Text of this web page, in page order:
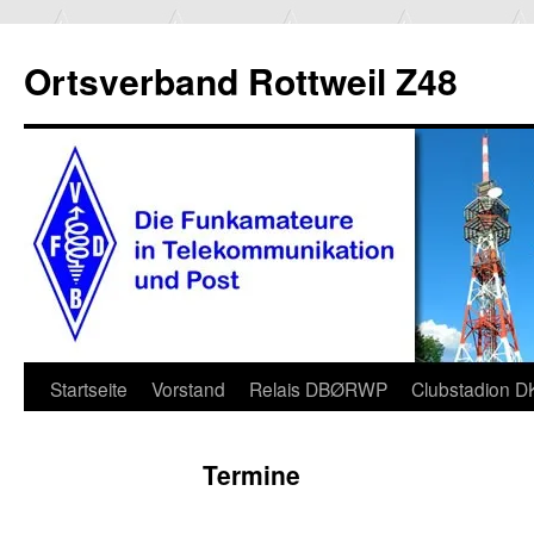
Ortsverband Rottweil Z48
Zum
Startseite Vorstand Relais DBØRWP Clubstadion
Termine